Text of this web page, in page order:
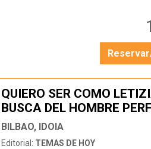
QUIERO SER COMO
BUSCA DEL HOMBRE
BILBAO, IDOIA
Editorial: TEMAS DE HOY